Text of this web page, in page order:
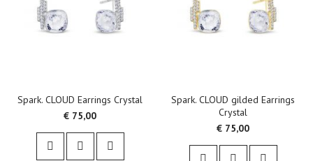
Spark. CLOUD Earrings Crystal
€ 75,00
Spark. CLOUD gilded Earrings
Crystal
€ 75,00